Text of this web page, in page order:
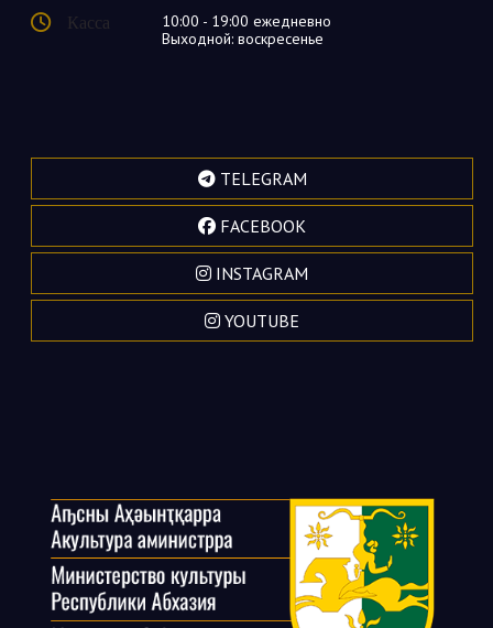
Касса
10:00 - 19:00 ежедневно
Выходной: воскресенье
TELEGRAM
FACEBOOK
INSTAGRAM
YOUTUBE